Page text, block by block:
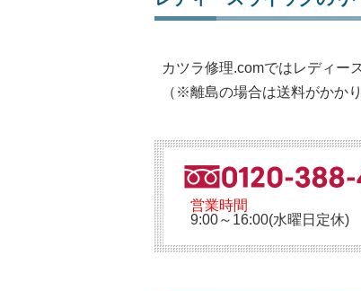
カツラ修理.comではレディー
（※離島の場合は送料がかかり
営業時間
9:00～16:00(水曜日定休)